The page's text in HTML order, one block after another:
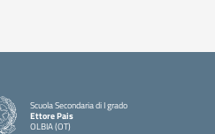
Scuola Secondaria di I grado
Ettore Pais
OLBIA (OT)